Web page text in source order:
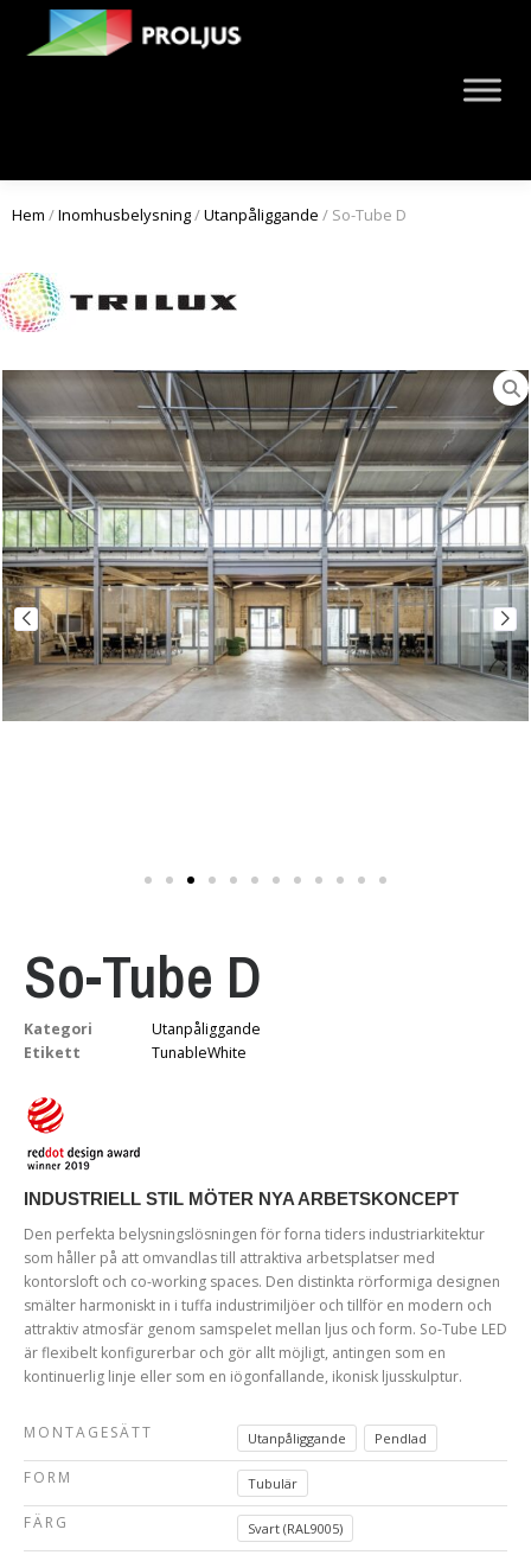
Hem /Inomhusbelysning/Utanpåliggande / So-Tube D
So-Tube D
Kategori
Utanpåliggande
Etikett
TunableWhite
INDUSTRIELL STIL MÖTER NYA ARBETSKONCEPT
Den perfekta belysningslösningen för forna tiders industriarkitektur
som håller på att omvandlas till attraktiva arbetsplatser med
kontorsloft och co-working spaces. Den distinkta rörformiga designen
smälter harmoniskt in i tuffa industrimiljöer och tillför en modern och
attraktiv atmosfär genom samspelet mellan ljus och form. So-Tube LED
är flexibelt konfigurerbar och gör allt möjligt, antingen som en
kontinuerlig linje eller som en iögonfallande, ikonisk ljusskulptur.
MONTAGESÄTT Utanpåliggande Pendlad
FORM Tubulär
FÄRG Svart (RAL9005)